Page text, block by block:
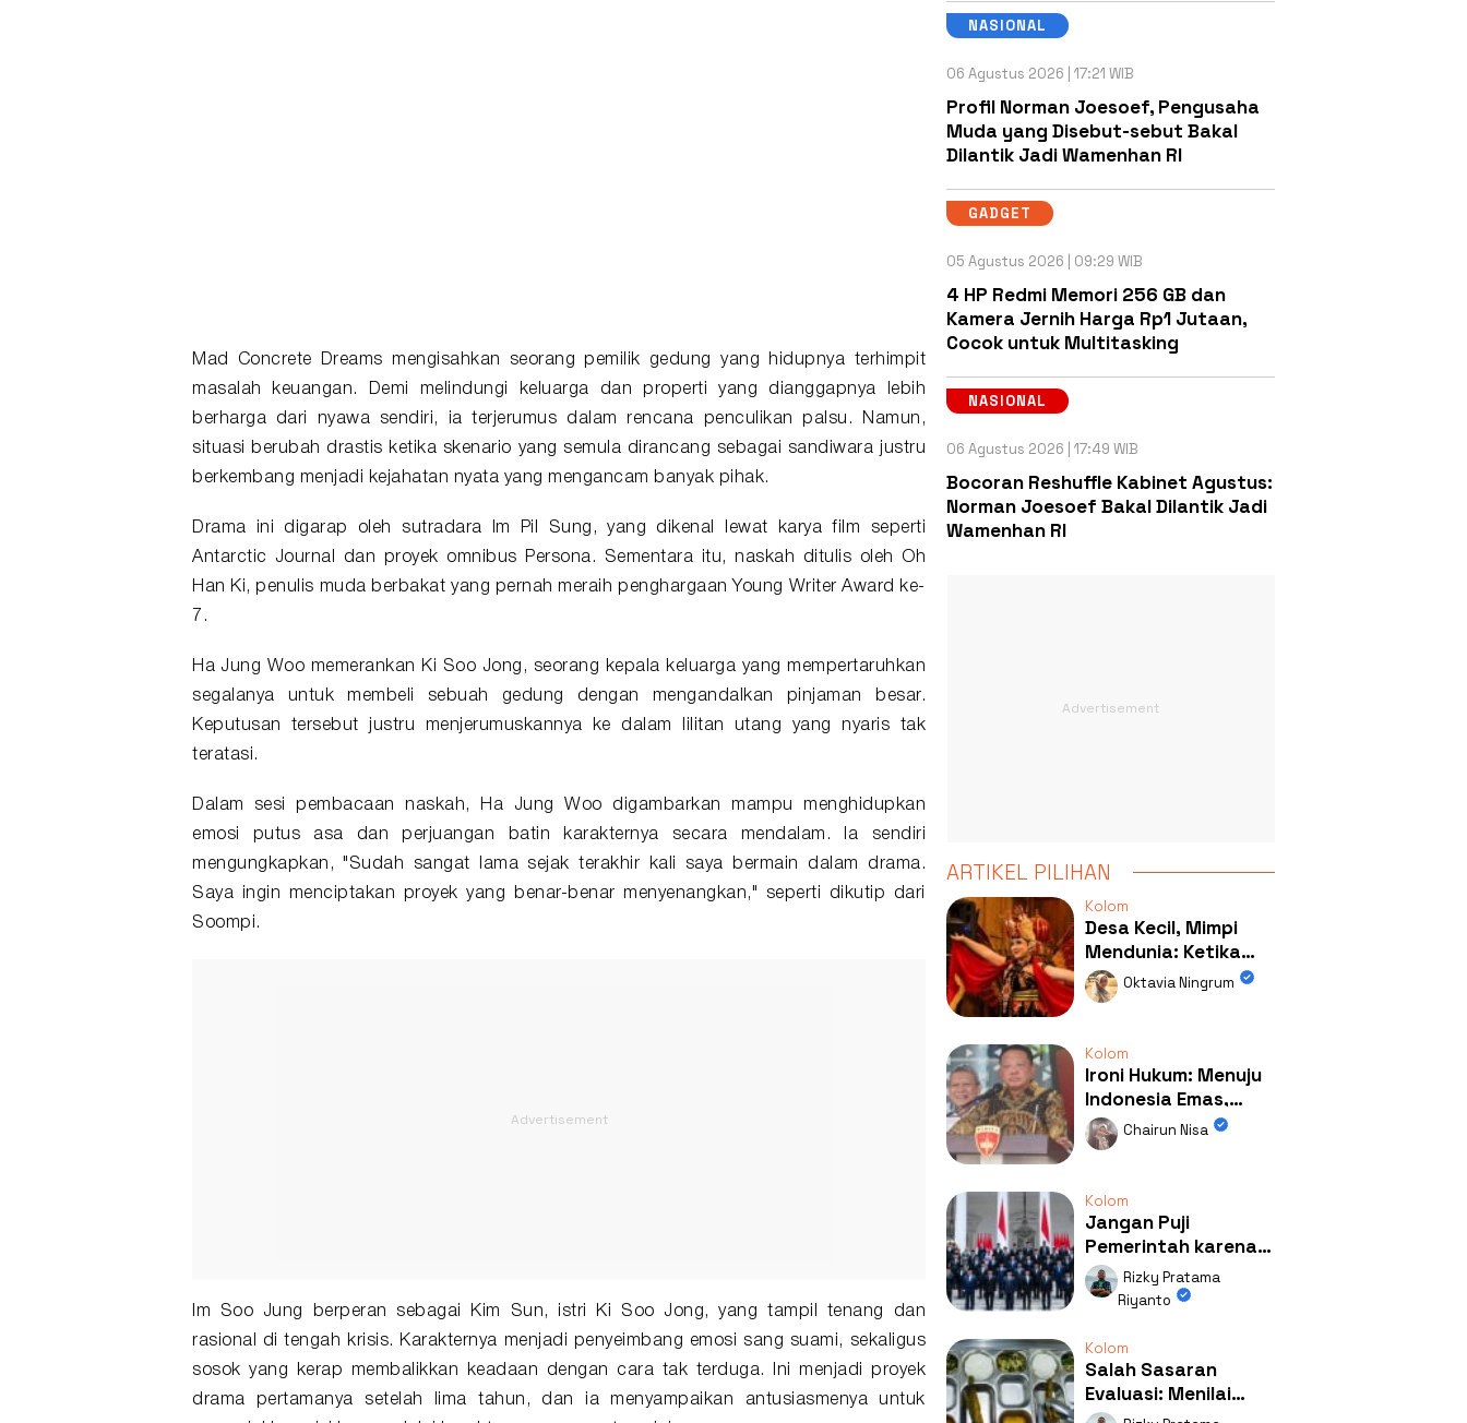
Mad Concrete Dreams mengisahkan seorang pemilik gedung yang hidupnya terhimpit
masalah keuangan. Demi melindungi keluarga dan properti yang dianggapnya lebih
berharga dari nyawa sendiri, ia terjerumus dalam rencana penculikan palsu. Namun,
situasi berubah drastis ketika skenario yang semula dirancang sebagai sandiwara justru
berkembang menjadi kejahatan nyata yang mengancam banyak pihak.
Drama ini digarap oleh sutradara Im Pil Sung, yang dikenal lewat karya film seperti
Antarctic Journal dan proyek omnibus Persona. Sementara itu, naskah ditulis oleh Oh
Han Ki, penulis muda berbakat yang pernah meraih penghargaan Young Writer Award ke-
7.
Ha Jung Woo memerankan Ki Soo Jong, seorang kepala keluarga yang mempertaruhkan
segalanya untuk membeli sebuah gedung dengan mengandalkan pinjaman besar.
Keputusan tersebut justru menjerumuskannya ke dalam lilitan utang yang nyaris tak
teratasi.
Dalam sesi pembacaan naskah, Ha Jung Woo digambarkan mampu menghidupkan
emosi putus asa dan perjuangan batin karakternya secara mendalam. Ia sendiri
mengungkapkan, "Sudah sangat lama sejak terakhir kali saya bermain dalam drama.
Saya ingin menciptakan proyek yang benar-benar menyenangkan," seperti dikutip dari
Soompi.
Im Soo Jung
berperan sebagai Kim Sun, istri Ki Soo Jong, yang tampil tenang dan
rasional di tengah krisis. Karakternya menjadi penyeimbang emosi sang suami, sekaligus
sosok yang kerap membalikkan keadaan dengan cara tak terduga. Ini menjadi proyek
drama pertamanya setelah lima tahun, dan ia menyampaikan antusiasmenya untuk
NASIONAL
06 Agustus 2026 | 17:21 WIB
Profil Norman Joesoef, Pengusaha
Muda yang Disebut-sebut Bakal
Dilantik Jadi Wamenhan RI
GADGET
05 Agustus 2026 | 09:29 WIB
4 HP Redmi Memori 256 GB dan
Kamera Jernih Harga Rp1 Jutaan,
Cocok untuk Multitasking
NASIONAL
06 Agustus 2026 | 17:49 WIB
Bocoran Reshuffle Kabinet Agustus:
Norman Joesoef Bakal Dilantik Jadi
Wamenhan RI
ARTIKEL PILIHAN
Kolom
Desa Kecil, Mimpi
Mendunia: Ketika
Kolaborasi
Mengubah Wajah
Oktavia Ningrum
Kolom
Ironi Hukum: Menuju
Indonesia Emas,
Ternyata Emasnya
Ada di Rumah Febrie!
Chairun Nisa
Kolom
Jangan Puji
Pemerintah karena
Kerja: Mengapa
Publik Begitu Mudah
Rizky Pratama
Riyanto
Kolom
Salah Sasaran
Evaluasi: Menilai
Program MBG Lewat